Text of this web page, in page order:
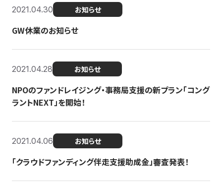
2021.04.30 お知らせ
GW休業のお知らせ
2021.04.28 お知らせ
NPOのファンドレイジング・事務局支援の新プラン「コング
ラントNEXT」を開始！
2021.04.06 お知らせ
「クラウドファンディング伴走支援助成金」審査発表！